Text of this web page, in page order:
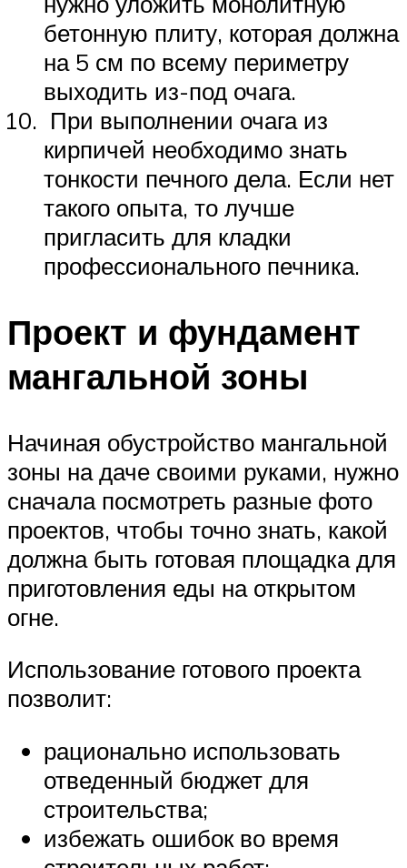
бетонную плиту, которая должна
на 5 см по всему периметру
выходить из-под очага.
При выполнении очага из
кирпичей необходимо знать
тонкости печного дела. Если нет
такого опыта, то лучше
пригласить для кладки
профессионального печника.
Проект и фундамент
мангальной зоны
Начиная обустройство мангальной
зоны на даче своими руками, нужно
сначала посмотреть разные фото
проектов, чтобы точно знать, какой
должна быть готовая площадка для
приготовления еды на открытом
огне.
Использование готового проекта
позволит:
рационально использовать
отведенный бюджет для
строительства;
избежать ошибок во время